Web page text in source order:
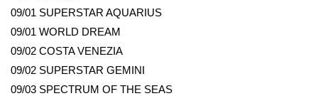
09/01 SUPERSTAR AQUARIUS
09/01 WORLD DREAM
09/02 COSTA VENEZIA
09/02 SUPERSTAR GEMINI
09/03 SPECTRUM OF THE SEAS